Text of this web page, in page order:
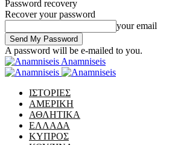
Password recovery
Recover your password
your email
A password will be e-mailed to you.
Anamniseis
ΙΣΤΟΡΙΕΣ
ΑΜΕΡΙΚΗ
ΑΘΛΗΤΙΚΑ
ΕΛΛΑΔΑ
ΚΥΠΡΟΣ